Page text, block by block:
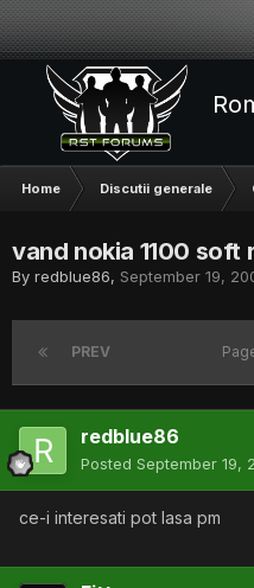
Home Discutii generale
vand nokia 1100 soft
By redblue86, September 19,
PREV
redblue86
Posted September 19,
ce-i interesati pot lasa pm